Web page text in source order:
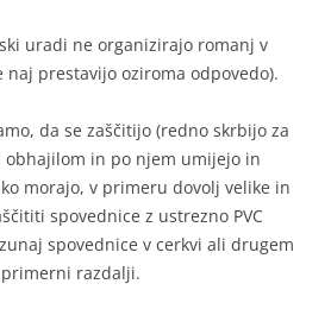
uradi ne organizirajo romanj v
naj prestavijo oziroma odpovedo).
da se zaščitijo (redno skrbijo za
obhajilom in po njem umijejo in
morajo, v primeru dovolj velike in
spovednice z ustrezno PVC
spovednice v cerkvi ali drugem
razdalji.